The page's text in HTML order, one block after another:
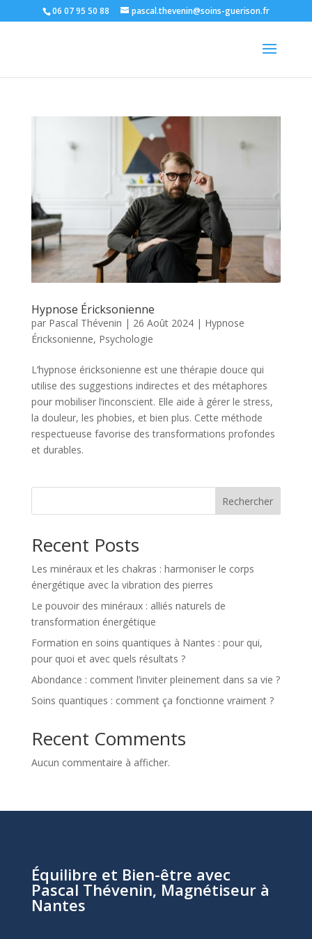
06 07 95 50 88 pascal.thevenin@soins-guerison.fr
Hypnose Éricksonienne
par Pascal Thévenin | 26 Août 2024| Hypnose
Éricksonienne, Psychologie
L’hypnose éricksonienne est une thérapie douce qui
utilise des suggestions indirectes et des métaphores
pour mobiliser l’inconscient. Elle aide à gérer le stress,
la douleur, les phobies, et bien plus. Cette méthode
respectueuse favorise des transformations profondes
et durables.
Rechercher
Recent Posts
Les minéraux et les chakras : harmoniser le corps
énergétique avec la vibration des pierres
Le pouvoir des minéraux : alliés naturels de
transformation énergétique
Formation en soins quantiques à Nantes : pour qui,
pour quoi et avec quels résultats ?
Abondance : comment l’inviter pleinement dans sa vie ?
Soins quantiques : comment ça fonctionne vraiment ?
Recent Comments
Aucun commentaire à afficher.
Équilibre et Bien-être avec
Pascal Thévenin, Magnétiseur à
Nantes